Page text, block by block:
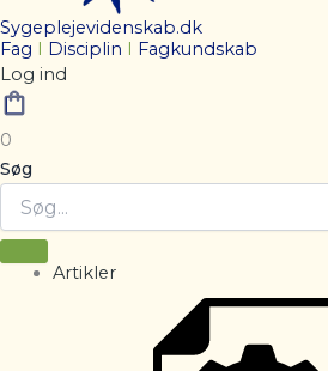
Sygeplejevidenskab.dk
Fag
Disciplin
Fagkundskab
Log ind
0
Søg
Artikler